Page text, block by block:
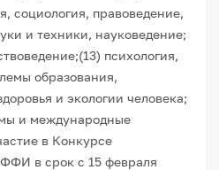
социология, правоведение,
и техники, науковедение;
(13) психология,
образования,
и экологии человека;
и международные
в Конкурсе
в срок с 15 февраля